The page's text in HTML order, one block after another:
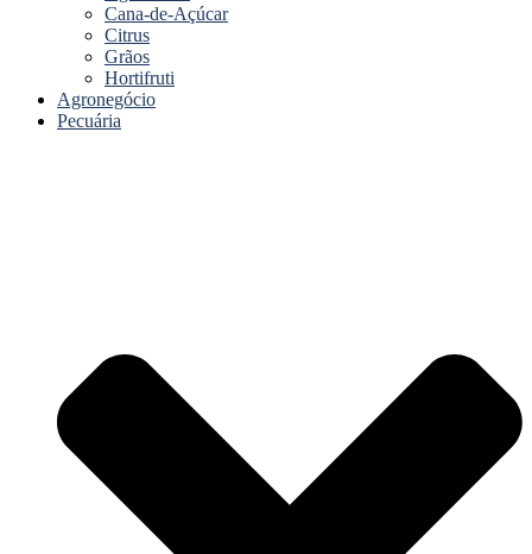
Cana-de-Açúcar
Citrus
Grãos
Hortifruti
Agronegócio
Pecuária